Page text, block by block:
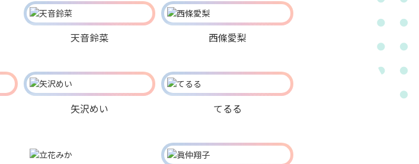
天音鈴菜 西條愛梨
矢沢めい てるる